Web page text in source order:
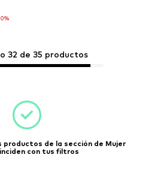
32 de 35 productos
de la sección de Mujer
con tus filtros